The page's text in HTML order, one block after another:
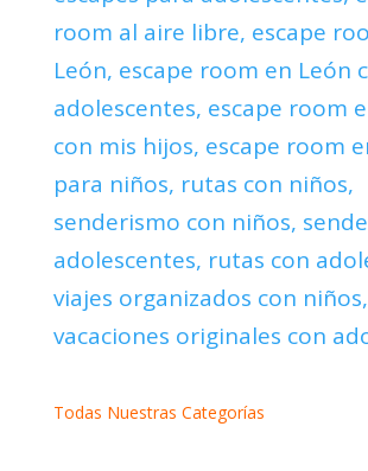
Todas Nuestras Categorías